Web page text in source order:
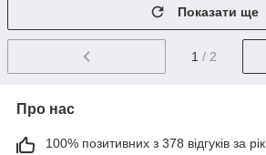
Показати ще
1 / 2
Про нас
100% позитивних з 378 відгуків за рік